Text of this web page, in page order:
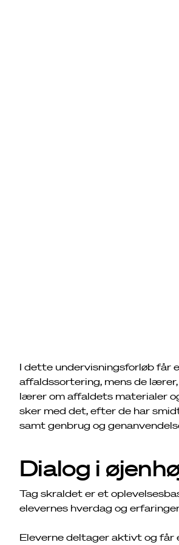
I dette undervisningsforløb får
affaldssortering, mens de
lærer om affaldets materialer
sker med det, efter de har
samt genbrug og
Dialog i
Tag skraldet er et
elevernes hverdag og
Eleverne deltager aktivt og får